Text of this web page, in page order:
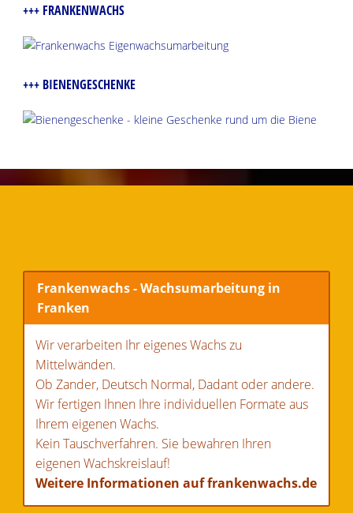
+++ FRANKENWACHS
+++ BIENENGESCHENKE
Frankenwachs - Wachsumarbeitung in
Franken
Wir verarbeiten Ihr eigenes Wachs zu
Mittelwänden.
Ob Zander, Deutsch Normal, Dadant oder andere.
Wir fertigen Ihnen Ihre individuellen Formate aus
Ihrem eigenen Wachs.
Kein Tauschverfahren. Sie bewahren Ihren
eigenen Wachskreislauf!
Weitere Informationen auf frankenwachs.de